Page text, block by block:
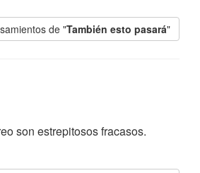
de "También esto pasará"
son estrepitosos fracasos.